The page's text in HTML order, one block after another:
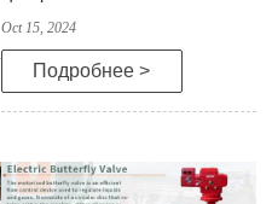
Oct 15, 2024
Подробнее >